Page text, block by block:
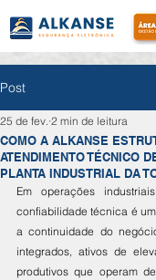
Post
COMO A ALKANSE
ATENDIMENTO TÉCNICO
PLANTA INDUSTRIAL DA
25 de fev. 2 min de leitura
Em operações
confiabilidade técnica é
a continuidade do
integrados, ativos de
produtivos que operam